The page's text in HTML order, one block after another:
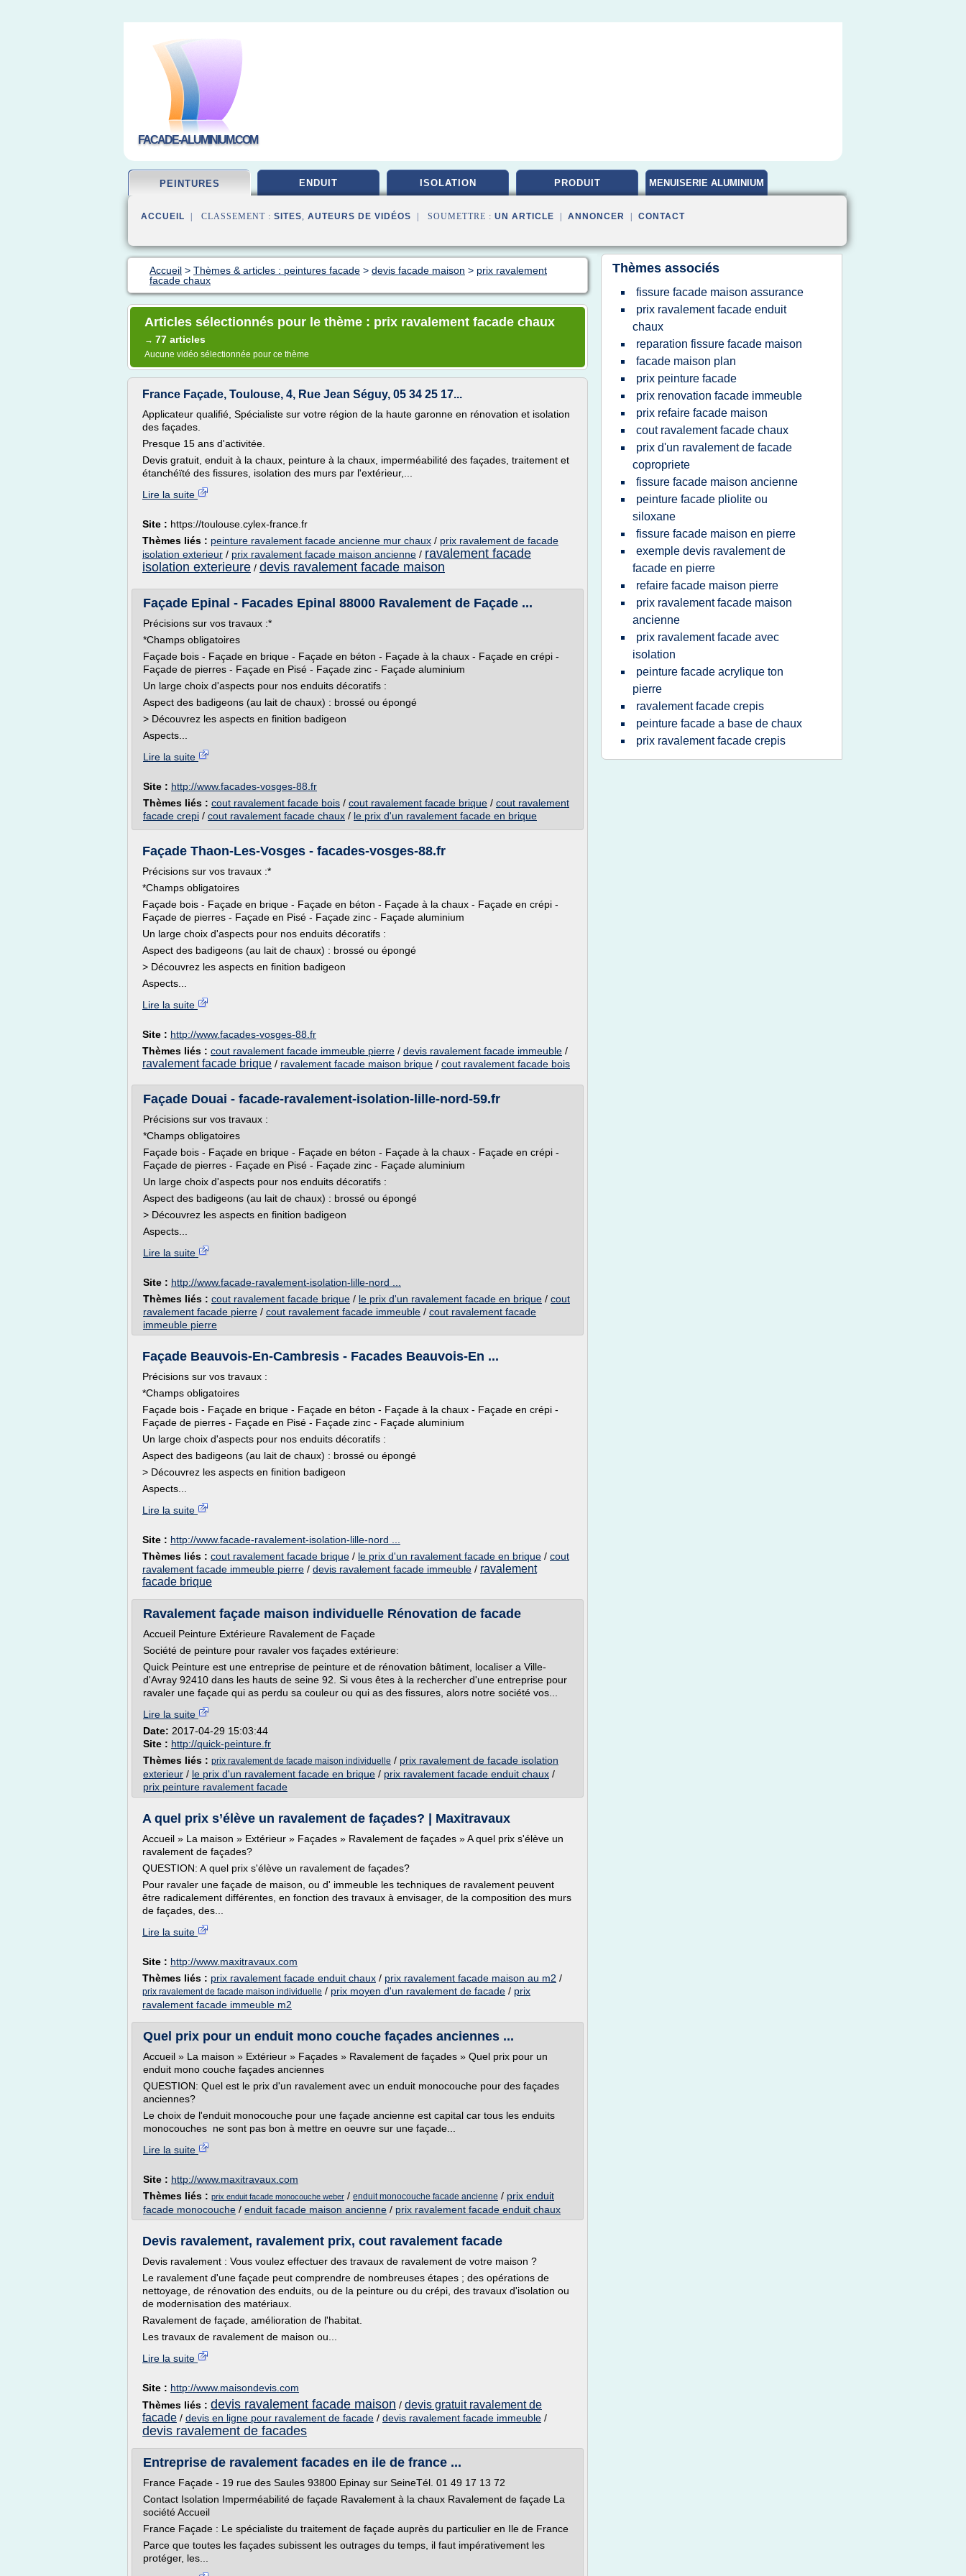
FACADE-ALUMINIUM.COM
PEINTURES ENDUIT ISOLATION PRODUIT MENUISERIE ALUMINIUM
ACCUEIL | CLASSEMENT : SITES, AUTEURS DE VIDÉOS | SOUMETTRE : UN ARTICLE ANNONCER CONTACT
Accueil > Thèmes & articles : peintures facade > devis facade maison > prix ravalement
facade chaux
Articles sélectionnés pour le thème : prix ravalement facade chaux
→ 77 articles
Aucune vidéo sélectionnée pour ce thème
France Façade, Toulouse, 4, Rue Jean Séguy, 05 34 25 17...
Applicateur qualifié, Spécialiste sur votre région de la haute garonne en rénovation et isolation
des façades.
Presque 15 ans d'activitée.
Devis gratuit, enduit à la chaux, peinture à la chaux, imperméabilité des façades, traitement et
étanchéïté des fissures, isolation des murs par l'extérieur,...
Lire la suite
Site : https://toulouse.cylex-france.fr
Thèmes liés : peinture ravalement facade ancienne mur chaux / prix ravalement de facade
isolation exterieur / prix ravalement facade maison ancienne / ravalement facade
isolation exterieure / devis ravalement facade maison
Façade Epinal - Facades Epinal 88000 Ravalement de Façade ...
Précisions sur vos travaux :*
*Champs obligatoires
Façade bois - Façade en brique - Façade en béton - Façade à la chaux - Façade en crépi -
Façade de pierres - Façade en Pisé - Façade zinc - Façade aluminium
Un large choix d'aspects pour nos enduits décoratifs :
Aspect des badigeons (au lait de chaux) : brossé ou épongé
> Découvrez les aspects en finition badigeon
Aspects...
Lire la suite
Site : http://www.facades-vosges-88.fr
Thèmes liés : cout ravalement facade bois / cout ravalement facade brique / cout ravalement
facade crepi / cout ravalement facade chaux / le prix d'un ravalement facade en brique
Façade Thaon-Les-Vosges - facades-vosges-88.fr
Précisions sur vos travaux :*
*Champs obligatoires
Façade bois - Façade en brique - Façade en béton - Façade à la chaux - Façade en crépi -
Façade de pierres - Façade en Pisé - Façade zinc - Façade aluminium
Un large choix d'aspects pour nos enduits décoratifs :
Aspect des badigeons (au lait de chaux) : brossé ou épongé
> Découvrez les aspects en finition badigeon
Aspects...
Lire la suite
Site : http://www.facades-vosges-88.fr
Thèmes liés : cout ravalement facade immeuble pierre / devis ravalement facade immeuble /
ravalement facade brique / ravalement facade maison brique / cout ravalement facade bois
Façade Douai - facade-ravalement-isolation-lille-nord-59.fr
Précisions sur vos travaux :
*Champs obligatoires
Façade bois - Façade en brique - Façade en béton - Façade à la chaux - Façade en crépi -
Façade de pierres - Façade en Pisé - Façade zinc - Façade aluminium
Un large choix d'aspects pour nos enduits décoratifs :
Aspect des badigeons (au lait de chaux) : brossé ou épongé
> Découvrez les aspects en finition badigeon
Aspects...
Lire la suite
Site : http://www.facade-ravalement-isolation-lille-nord ...
Thèmes liés : cout ravalement facade brique / le prix d'un ravalement facade en brique / cout
ravalement facade pierre / cout ravalement facade immeuble / cout ravalement facade
immeuble pierre
Façade Beauvois-En-Cambresis - Facades Beauvois-En ...
Précisions sur vos travaux :
*Champs obligatoires
Façade bois - Façade en brique - Façade en béton - Façade à la chaux - Façade en crépi -
Façade de pierres - Façade en Pisé - Façade zinc - Façade aluminium
Un large choix d'aspects pour nos enduits décoratifs :
Aspect des badigeons (au lait de chaux) : brossé ou épongé
> Découvrez les aspects en finition badigeon
Aspects...
Lire la suite
Site : http://www.facade-ravalement-isolation-lille-nord ...
Thèmes liés : cout ravalement facade brique / le prix d'un ravalement facade en brique / cout
ravalement facade immeuble pierre / devis ravalement facade immeuble / ravalement
facade brique
Ravalement façade maison individuelle Rénovation de facade
Accueil Peinture Extérieure Ravalement de Façade
Société de peinture pour ravaler vos façades extérieure:
Quick Peinture est une entreprise de peinture et de rénovation bâtiment, localiser a Ville-
d'Avray 92410 dans les hauts de seine 92. Si vous êtes à la rechercher d'une entreprise pour
ravaler une façade qui as perdu sa couleur ou qui as des fissures, alors notre société vos...
Lire la suite
Date: 2017-04-29 15:03:44
Site : http://quick-peinture.fr
Thèmes liés : prix ravalement de facade maison individuelle / prix ravalement de facade isolation
exterieur / le prix d'un ravalement facade en brique / prix ravalement facade enduit chaux /
prix peinture ravalement facade
A quel prix s’élève un ravalement de façades? | Maxitravaux
Accueil » La maison » Extérieur » Façades » Ravalement de façades » A quel prix s'élève un
ravalement de façades?
QUESTION: A quel prix s'élève un ravalement de façades?
Pour ravaler une façade de maison, ou d' immeuble les techniques de ravalement peuvent
être radicalement différentes, en fonction des travaux à envisager, de la composition des murs
de façades, des...
Lire la suite
Site : http://www.maxitravaux.com
Thèmes liés : prix ravalement facade enduit chaux / prix ravalement facade maison au m2 /
prix ravalement de facade maison individuelle / prix moyen d'un ravalement de facade / prix
ravalement facade immeuble m2
Quel prix pour un enduit mono couche façades anciennes ...
Accueil » La maison » Extérieur » Façades » Ravalement de façades » Quel prix pour un
enduit mono couche façades anciennes
QUESTION: Quel est le prix d'un ravalement avec un enduit monocouche pour des façades
anciennes?
Le choix de l'enduit monocouche pour une façade ancienne est capital car tous les enduits
monocouches ne sont pas bon à mettre en oeuvre sur une façade...
Lire la suite
Site : http://www.maxitravaux.com
Thèmes liés : prix enduit facade monocouche weber / enduit monocouche facade ancienne / prix enduit
facade monocouche / enduit facade maison ancienne / prix ravalement facade enduit chaux
Devis ravalement, ravalement prix, cout ravalement facade
Devis ravalement : Vous voulez effectuer des travaux de ravalement de votre maison ?
Le ravalement d'une façade peut comprendre de nombreuses étapes ; des opérations de
nettoyage, de rénovation des enduits, ou de la peinture ou du crépi, des travaux d'isolation ou
de modernisation des matériaux.
Ravalement de façade, amélioration de l'habitat.
Les travaux de ravalement de maison ou...
Lire la suite
Site : http://www.maisondevis.com
Thèmes liés : devis ravalement facade maison / devis gratuit ravalement de
facade / devis en ligne pour ravalement de facade / devis ravalement facade immeuble /
devis ravalement de facades
Entreprise de ravalement facades en ile de france ...
France Façade - 19 rue des Saules 93800 Epinay sur SeineTél. 01 49 17 13 72
Contact Isolation Imperméabilité de façade Ravalement à la chaux Ravalement de façade La
société Accueil
France Façade : Le spécialiste du traitement de façade auprès du particulier en Ile de France
Parce que toutes les façades subissent les outrages du temps, il faut impérativement les
protéger, les...
Thèmes associés
fissure facade maison assurance
prix ravalement facade enduit
chaux
reparation fissure facade maison
facade maison plan
prix peinture facade
prix renovation facade immeuble
prix refaire facade maison
cout ravalement facade chaux
prix d'un ravalement de facade
copropriete
fissure facade maison ancienne
peinture facade pliolite ou
siloxane
fissure facade maison en pierre
exemple devis ravalement de
facade en pierre
refaire facade maison pierre
prix ravalement facade maison
ancienne
prix ravalement facade avec
isolation
peinture facade acrylique ton
pierre
ravalement facade crepis
peinture facade a base de chaux
prix ravalement facade crepis